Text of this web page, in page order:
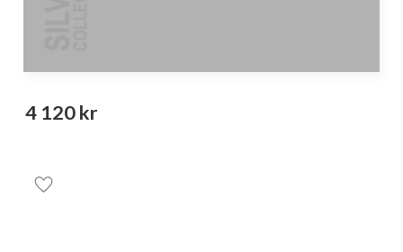
4 120kr
Lägg till i favoriter